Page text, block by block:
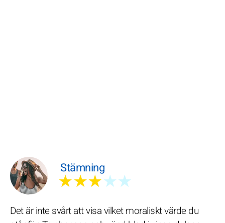
Stämning
★★★★★
Det är inte svårt att visa vilket moraliskt värde du